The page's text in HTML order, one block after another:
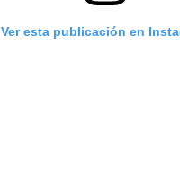
Ver esta publicación en